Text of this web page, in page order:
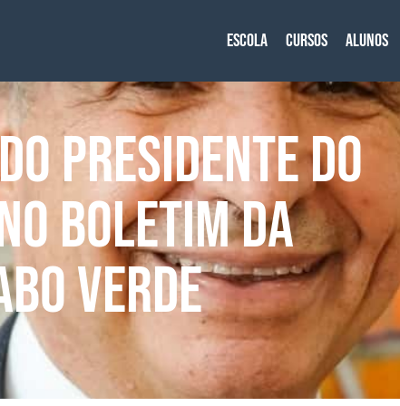
Escola Cursos Alunos
PRESIDENTE DO
BOLETIM DA
VERDE